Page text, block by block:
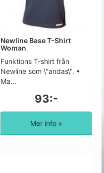
Newline Base T-Shirt
Woman
Funktions T-shirt från
Newline som \"andas\". •
Ma...
93:-
Mer info »